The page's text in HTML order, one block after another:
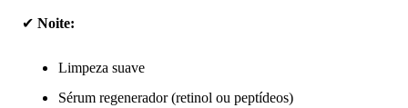
✔ Noite:
Limpeza suave
Sérum regenerador (retinol ou peptídeos)